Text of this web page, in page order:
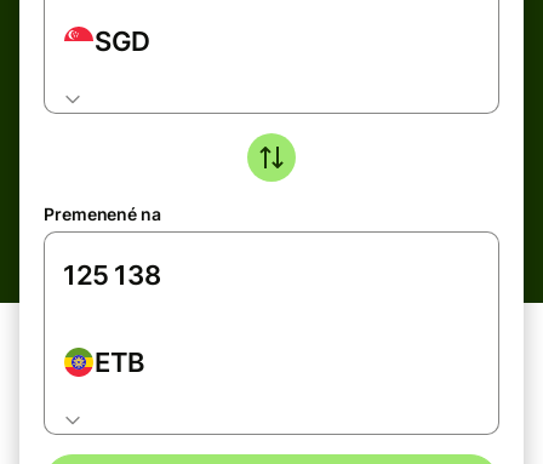
SGD
Premenené na
ETB